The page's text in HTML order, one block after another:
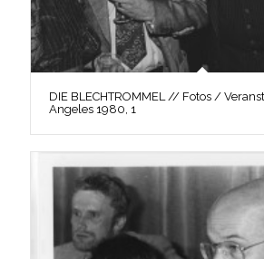
DIE BLECHTROMMEL // Fotos /
Angeles 1980, 1